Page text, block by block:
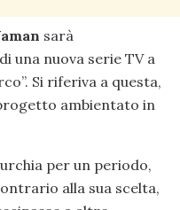
sarà
una nuova serie TV a
Si riferiva a questa,
ambientato in
per un periodo,
alla sua scelta,